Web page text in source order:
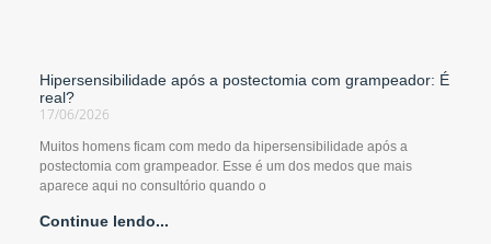
Hipersensibilidade após a postectomia com grampeador: É
real?
17/06/2026
Muitos homens ficam com medo da hipersensibilidade após a
postectomia com grampeador. Esse é um dos medos que mais
aparece aqui no consultório quando o
Continue lendo...